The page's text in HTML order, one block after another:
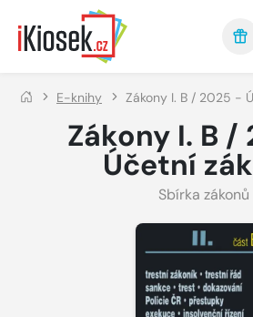
Přejít na hlavní obsah
E-knihy Zákony I. B / 2025 -
Zákony I. B /
Účetní
Sbírka zákonů